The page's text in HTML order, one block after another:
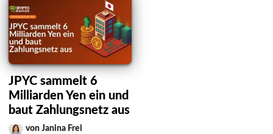
JPYC sammelt 6
Milliarden Yen ein und
baut Zahlungsnetz aus
von Janina Frei